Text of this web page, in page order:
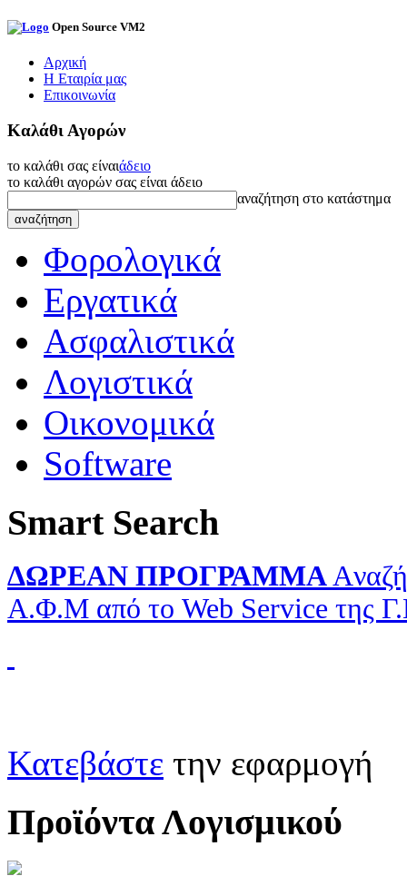
Open Source VM2
Αρχική
Η Εταιρία μας
Επικοινωνία
Καλάθι Αγορών
το καλάθι σας είναιάδειο
το καλάθι αγορών σας είναι άδειο
αναζήτηση στο κατάστημα
Φορολογικά
Εργατικά
Ασφαλιστικά
Λογιστικά
Οικονομικά
Software
Smart Search
ΔΩΡΕΑΝ ΠΡΟΓΡΑΜΜΑ
Α.Φ.Μ από το Web Service της
Κατεβάστε την εφαρμογή
Προϊόντα Λογισμικού